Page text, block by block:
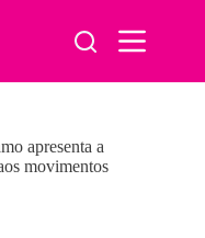
apresenta a
movimentos